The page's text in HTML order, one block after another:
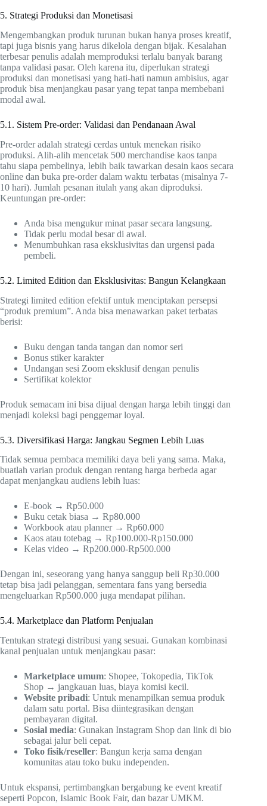
5. Strategi Produksi dan Monetisasi
Mengembangkan produk turunan bukan hanya proses kreatif,
tapi juga bisnis yang harus dikelola dengan bijak. Kesalahan
terbesar penulis adalah memproduksi terlalu banyak barang
tanpa validasi pasar. Oleh karena itu, diperlukan strategi
produksi dan monetisasi yang hati-hati namun ambisius, agar
produk bisa menjangkau pasar yang tepat tanpa membebani
modal awal.
5.1. Sistem Pre-order: Validasi dan Pendanaan Awal
Pre-order adalah strategi cerdas untuk menekan risiko
produksi. Alih-alih mencetak 500 merchandise kaos tanpa
tahu siapa pembelinya, lebih baik tawarkan desain kaos secara
online dan buka pre-order dalam waktu terbatas (misalnya 7-
10 hari). Jumlah pesanan itulah yang akan diproduksi.
Keuntungan pre-order:
Anda bisa mengukur minat pasar secara langsung.
Tidak perlu modal besar di awal.
Menumbuhkan rasa eksklusivitas dan urgensi pada
pembeli.
5.2. Limited Edition dan Eksklusivitas: Bangun Kelangkaan
Strategi limited edition efektif untuk menciptakan persepsi
“produk premium”. Anda bisa menawarkan paket terbatas
berisi:
Buku dengan tanda tangan dan nomor seri
Bonus stiker karakter
Undangan sesi Zoom eksklusif dengan penulis
Sertifikat kolektor
Produk semacam ini bisa dijual dengan harga lebih tinggi dan
menjadi koleksi bagi penggemar loyal.
5.3. Diversifikasi Harga: Jangkau Segmen Lebih Luas
Tidak semua pembaca memiliki daya beli yang sama. Maka,
buatlah varian produk dengan rentang harga berbeda agar
dapat menjangkau audiens lebih luas:
E-book → Rp50.000
Buku cetak biasa → Rp80.000
Workbook atau planner → Rp60.000
Kaos atau totebag → Rp100.000-Rp150.000
Kelas video → Rp200.000-Rp500.000
Dengan ini, seseorang yang hanya sanggup beli Rp30.000
tetap bisa jadi pelanggan, sementara fans yang bersedia
mengeluarkan Rp500.000 juga mendapat pilihan.
5.4. Marketplace dan Platform Penjualan
Tentukan strategi distribusi yang sesuai. Gunakan kombinasi
kanal penjualan untuk menjangkau pasar:
Marketplace umum: Shopee, Tokopedia, TikTok
Shop → jangkauan luas, biaya komisi kecil.
Website pribadi: Untuk menampilkan semua produk
dalam satu portal. Bisa diintegrasikan dengan
pembayaran digital.
Sosial media: Gunakan Instagram Shop dan link di bio
sebagai jalur beli cepat.
Toko fisik/reseller: Bangun kerja sama dengan
komunitas atau toko buku independen.
Untuk ekspansi, pertimbangkan bergabung ke event kreatif
seperti Popcon, Islamic Book Fair, dan bazar UMKM.